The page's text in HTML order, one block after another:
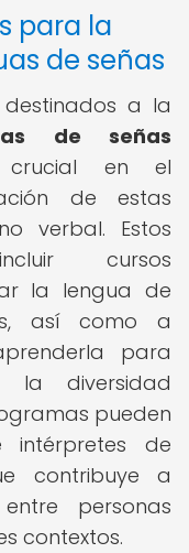
para la
de señas
a la
de señas
crucial en el
de estas
verbal. Estos
cursos
la lengua de
así como a
para
la diversidad
pueden
de
contribuye a
personas
contextos.